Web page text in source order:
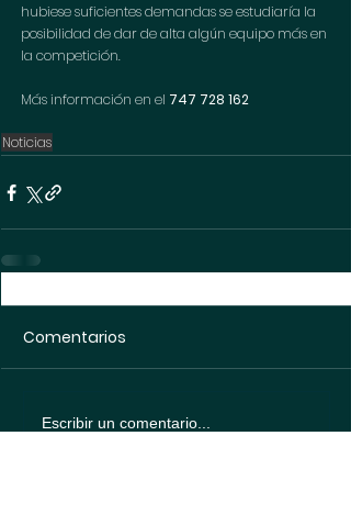
hubiese suficientes demandas se estudiaría la
posibilidad de dar de alta algún equipo más en
la competición.
Más información en el 747 728 162
Noticias
Comentarios
Escribir un comentario...